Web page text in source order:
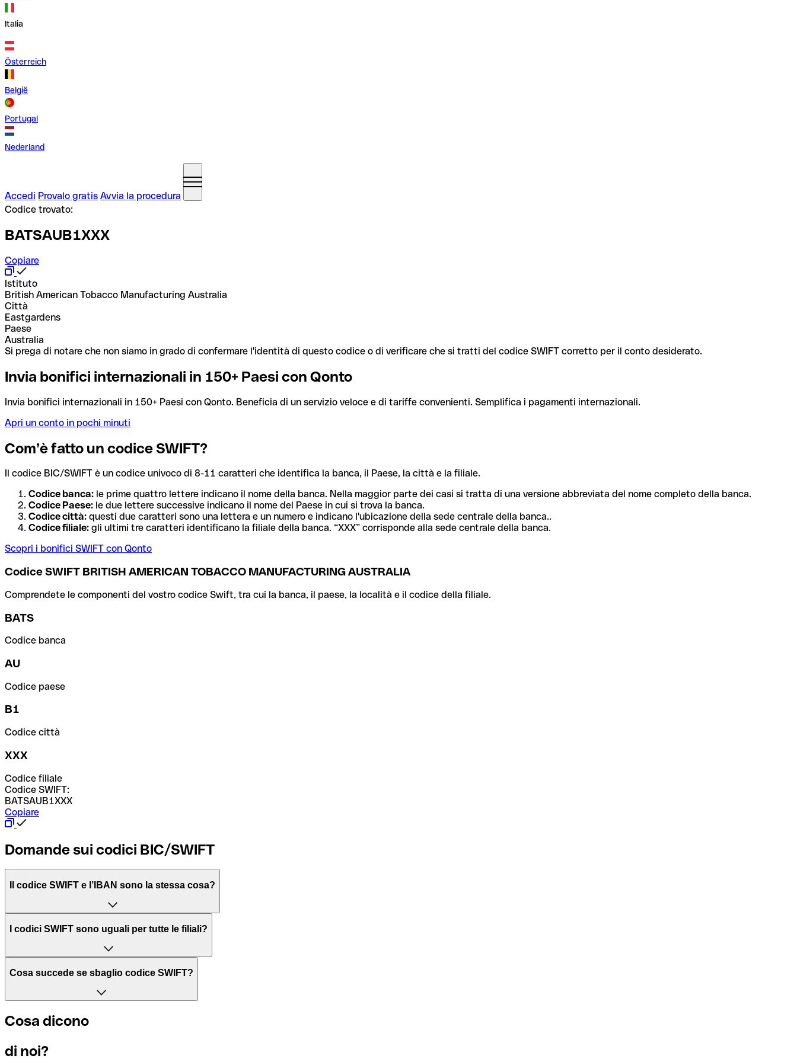
Italia
Österreich
België
Portugal
Nederland
Accedi Provalo gratis Avvia la procedura
Codice trovato:
BATSAUB1XXX
Copiare
Istituto
British American Tobacco Manufacturing Australia
Città
Eastgardens
Paese
Australia
Si prega di notare che non siamo in grado di confermare l'identità di questo codice o di verificare che si tratti del codice SWIFT corretto per il conto desiderato.
Invia bonifici internazionali in 150+ Paesi con Qonto
Invia bonifici internazionali in 150+ Paesi con Qonto. Beneficia di un servizio veloce e di tariffe convenienti. Semplifica i pagamenti internazionali.
Apri un conto in pochi minuti
Com’è fatto un codice SWIFT?
Il codice BIC/SWIFT è un codice univoco di 8-11 caratteri che identifica la banca, il Paese, la città e la filiale.
Codice banca: le prime quattro lettere indicano il nome della banca. Nella maggior parte dei casi si tratta di una versione abbreviata del nome completo della banca.
Codice Paese: le due lettere successive indicano il nome del Paese in cui si trova la banca.
Codice città: questi due caratteri sono una lettera e un numero e indicano l'ubicazione della sede centrale della banca..
Codice filiale: gli ultimi tre caratteri identificano la filiale della banca. “XXX” corrisponde alla sede centrale della banca.
Scopri i bonifici SWIFT con Qonto
Codice SWIFT BRITISH AMERICAN TOBACCO MANUFACTURING AUSTRALIA
Comprendete le componenti del vostro codice Swift, tra cui la banca, il paese, la località e il codice della filiale.
BATS
Codice banca
AU
Codice paese
B1
Codice città
XXX
Codice filiale
Codice SWIFT:
BATSAUB1XXX
Copiare
Domande sui codici BIC/SWIFT
Il codice SWIFT e l’IBAN sono la stessa cosa?
L'acronimo SWIFT sta per “Society for Worldwide Interbank Financial Telecommunication”, una rete globale per l’elaborazione dei pagamenti tra diversi Paesi.
Il BIC, invece, sta per “Bank Identifier Code” ed è una sequenza di caratteri necessaria per indirizzare un bonifico internazionale.
I codici SWIFT sono uguali per tutte le filiali?
Dipende dalle banche. In alcuni casi le banche utilizzano lo stesso codice SWIFT per filiali diverse. In altri casi, le banche preferiscono avere un codice SWIFT dedicato per ogni
Per sapere a quale filiale fa riferimento un codice SWIFT, è necessario controllare le ultime cifre. Se il codice termina con XXX, significa che è il codice SWIFT della sede centrale.
Cosa succede se sbaglio codice SWIFT?
Se per caso invii un pagamento a un codice SWIFT esistente ma sbagliato, la banca ricevente deve segnalare che non gestisce il conto del destinatario e stornare il pagamento.
Se ti accorgi di aver usato un codice SWIFT sbagliato, contatta immediatamente la tua banca e chiedi di annullare la transazione.
Cosa dicono
di noi?